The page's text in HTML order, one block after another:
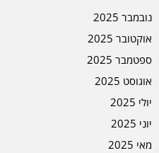
נובמבר 2025
אוקטובר 2025
ספטמבר 2025
אוגוסט 2025
יולי 2025
יוני 2025
מאי 2025